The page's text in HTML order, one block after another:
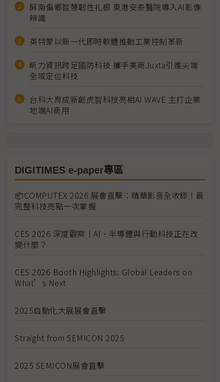
屏南偏鄉智慧韌性扎根 東港安泰醫院導入AI影像
辨識
英特蒙以新一代即時軟體推動工業控制革新
昕力資訊跨足國防科技 攜手美商Juxta引進尖端
全域定位科技
台科大育成新創虎智科技亮相AI WAVE 主打企業
地端AI商用
DIGITIMES e-paper專區
📦COMPUTEX 2026 展會直擊：精華影音全收錄！最
完整科技亮點一次掌握
CES 2026 深度觀察｜AI、半導體與行動科技正在改
變什麼？
CES 2026 Booth Highlights: Global Leaders on
What’s Next
2025自動化大展展會直擊
Straight from SEMICON 2025
2025 SEMICON展會直擊